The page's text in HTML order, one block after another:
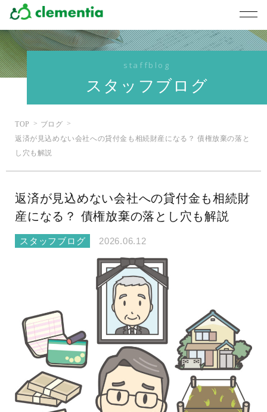
staffblog
スタッフブログ
TOP
ブログ
返済が見込めない会社への貸付金も相続財産になる？ 債権放棄の落と
し穴も解説
返済が見込めない会社への貸付金も相続財
産になる？ 債権放棄の落とし穴も解説
スタッフブログ 2026.06.12